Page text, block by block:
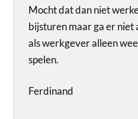
Mocht dat dan niet
bijsturen maar ga er niet
als werkgever alleen
spelen.
Ferdinand